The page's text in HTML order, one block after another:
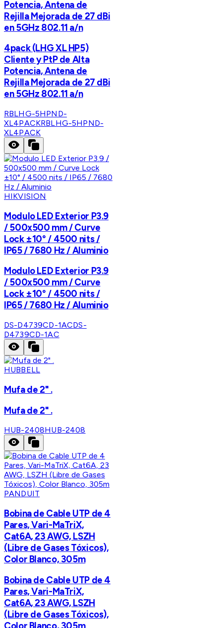
Potencia, Antena de
Rejilla Mejorada de 27 dBi
en 5GHz 802.11 a/n
4pack (LHG XL HP5)
Cliente y PtP de Alta
Potencia, Antena de
Rejilla Mejorada de 27 dBi
en 5GHz 802.11 a/n
RBLHG-5HPND-
XL4PACKRBLHG-5HPND-
XL4PACK
HIKVISION
Modulo LED Exterior P3.9
/ 500x500 mm / Curve
Lock ±10° / 4500 nits /
IP65 / 7680 Hz / Aluminio
Modulo LED Exterior P3.9
/ 500x500 mm / Curve
Lock ±10° / 4500 nits /
IP65 / 7680 Hz / Aluminio
DS-D4739CD-1ACDS-
D4739CD-1AC
HUBBELL
Mufa de 2" .
Mufa de 2" .
HUB-2408HUB-2408
PANDUIT
Bobina de Cable UTP de 4
Pares, Vari-MaTriX,
Cat6A, 23 AWG, LSZH
(Libre de Gases Tóxicos),
Color Blanco, 305m
Bobina de Cable UTP de 4
Pares, Vari-MaTriX,
Cat6A, 23 AWG, LSZH
(Libre de Gases Tóxicos),
Color Blanco, 305m